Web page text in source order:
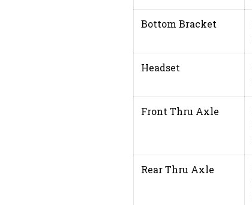
Bottom Bracket
Headset
Front Thru Axle
Rear Thru Axle